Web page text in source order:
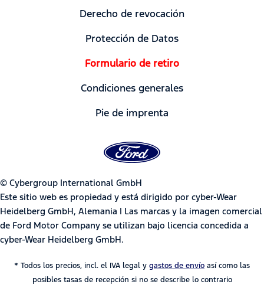
Derecho de revocación
Protección de Datos
Formulario de retiro
Condiciones generales
Pie de imprenta
© Cybergroup International GmbH
Este sitio web es propiedad y está dirigido por cyber-Wear
Heidelberg GmbH, Alemania | Las marcas y la imagen comercial
de Ford Motor Company se utilizan bajo licencia concedida a
cyber-Wear Heidelberg GmbH.
* Todos los precios, incl. el IVA legal y gastos de envío así como las
posibles tasas de recepción si no se describe lo contrario